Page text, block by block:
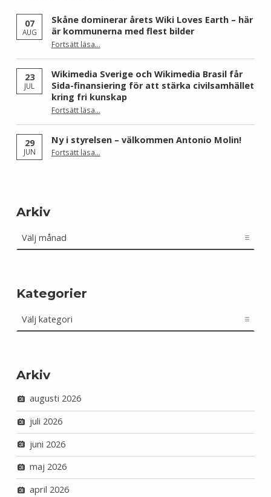
07
AUG
Skåne dominerar årets Wiki Loves Earth – här
är kommunerna med flest bilder
Fortsätt läsa“Skåne dominerar årets Wiki Loves Earth – här är kommunerna med flest bilder”
…
23
JUL
Wikimedia Sverige och Wikimedia Brasil får
Sida-finansiering för att stärka civilsamhället
kring fri kunskap
Fortsätt läsa“Wikimedia Sverige och Wikimedia Brasil får Sida-finansiering för att stärka civilsamhället kring fri kunskap”
…
29
JUN
Ny i styrelsen – välkommen Antonio Molin!
Fortsätt läsa“Ny i styrelsen – välkommen Antonio Molin!”
…
Arkiv
Kategorier
Arkiv
augusti 2026
juli 2026
juni 2026
maj 2026
april 2026